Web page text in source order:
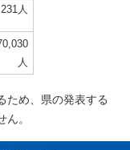
231人
人
ため、県の発表する
ん。